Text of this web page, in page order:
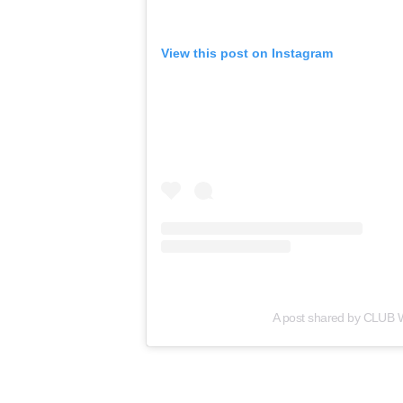
View this post on Instagram
A post shared by CLUB